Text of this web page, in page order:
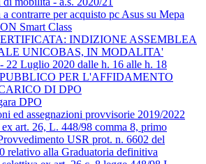
contrarre per acquisto pc Asus su Mepa
Smart Class
INDIZIONE ASSEMBLEA
UNICOBAS, IN MODALITA'
Luglio 2020 dalle h. 16 alle h. 18
PER L'AFFIDAMENTO
DI DPO
DPO
ed assegnazioni provvisorie 2019/2022
ex art. 26, L. 448/98 comma 8, primo
USR prot. n. 6602 del
relativo alla Graduatoria definitiva